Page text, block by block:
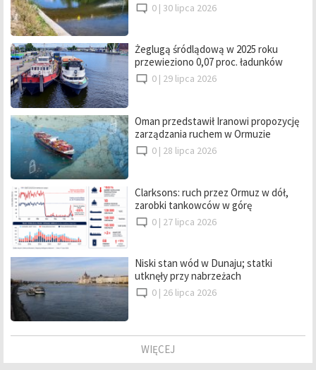
0 | 30 lipca 2026
Żeglugą śródlądową w 2025 roku
przewieziono 0,07 proc. ładunków
0 | 29 lipca 2026
Oman przedstawił Iranowi propozycję
zarządzania ruchem w Ormuzie
0 | 28 lipca 2026
Clarksons: ruch przez Ormuz w dół,
zarobki tankowców w górę
0 | 27 lipca 2026
Niski stan wód w Dunaju; statki
utknęły przy nabrzeżach
0 | 26 lipca 2026
WIĘCEJ